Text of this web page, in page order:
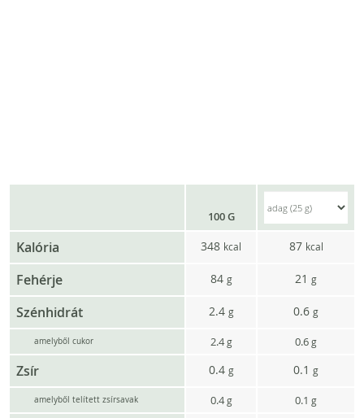
100 G
Kalória 348 kcal 87 kcal
Fehérje 84 g 21 g
Szénhidrát 2.4 g 0.6 g
amelyből cukor 2.4g 0.6g
Zsír 0.4 g 0.1 g
amelyből telített zsírsavak 0.4g 0.1 g